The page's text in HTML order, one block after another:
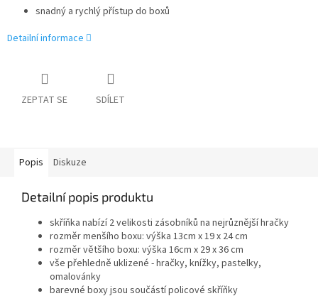
snadný a rychlý přístup do boxů
Detailní informace
ZEPTAT SE SDÍLET
Popis Diskuze
Detailní popis produktu
skříňka nabízí 2 velikosti zásobníků na nejrůznější hračky
rozměr menšího boxu: výška 13cm x 19 x 24 cm
rozměr většího boxu: výška 16cm x 29 x 36 cm
vše přehledně uklizené - hračky, knížky, pastelky,
omalovánky
barevné boxy jsou součástí policové skříňky